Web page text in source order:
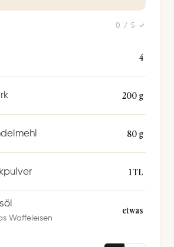
0 / 5 ✓
4
200 g
80 g
1 TL
etwas
Waffeleisen